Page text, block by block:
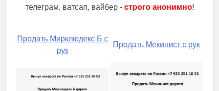
телеграм, ватсап, вайбер - строго анонимно!
Продать Мирклюдекс Б с
рук
Продать Мекинист с рук